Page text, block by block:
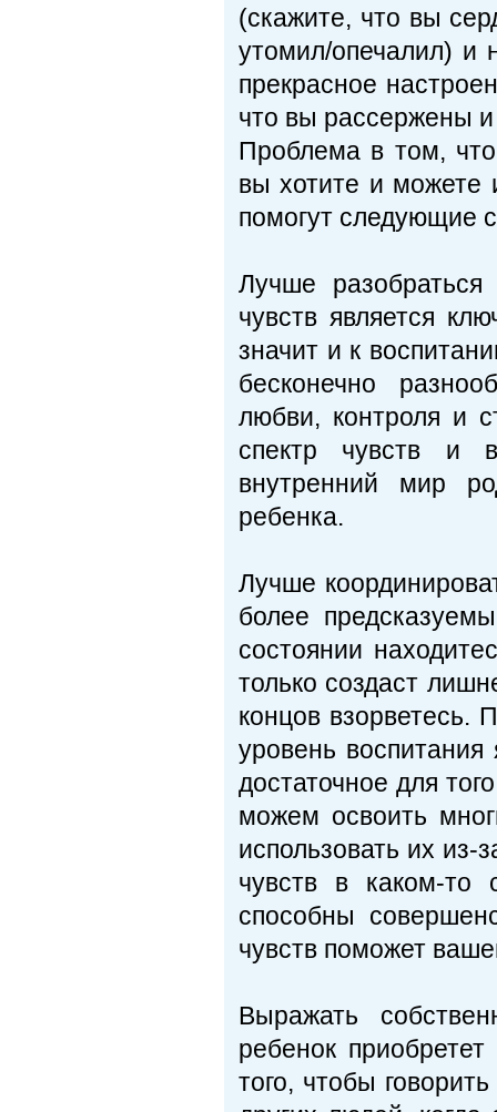
(скажите, что вы
утомил/опечалил) и
прекрасное
что вы рассержены и
Проблема в том,
вы хотите и можете
помогут следующие
Лучше
чувств является
значит и к
бесконечно
любви, контроля и
спектр чувств и
внутренний мир
ребенка.
Лучше
более
состоянии
только создаст
концов взорветесь.
уровень
достаточное для
можем освоить
использовать их из-
чувств в каком-
способны
чувств поможет
Выражать
ребенок
того, чтобы